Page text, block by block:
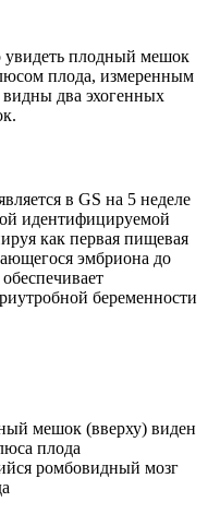
плодный мешок
плода, измеренным
два эхогенных
в GS на 5 неделе
идентифицируемой
как первая пищевая
эмбриона до
беременности
мешок (вверху) виден
плода
ромбовидный мозг